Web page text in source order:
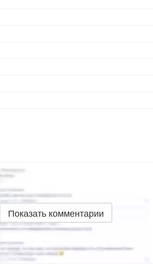
Показать комментарии